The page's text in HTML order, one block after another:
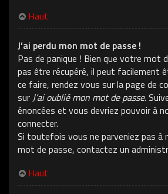
Haut
J’ai perdu mon mot de passe !
Pas de panique ! Bien que votre mot
pas être récupéré, il peut facilement
ce faire, rendez vous sur la page de
sur J’ai oublié mon mot de passe.
énoncées et vous devriez pouvoir à
connecter.
Si toutefois vous ne parveniez pas à
mot de passe, contactez un
Haut